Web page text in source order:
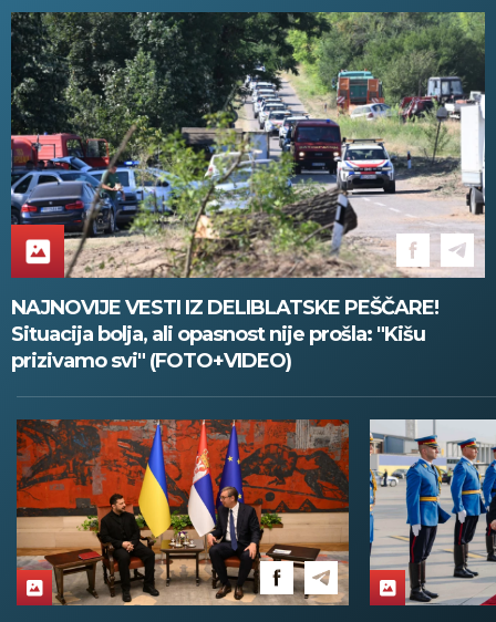
NAJNOVIJE VESTI IZ DELIBLATSKE PEŠČARE!
Situacija bolja, ali opasnost nije prošla: "Kišu
prizivamo svi" (FOTO+VIDEO)